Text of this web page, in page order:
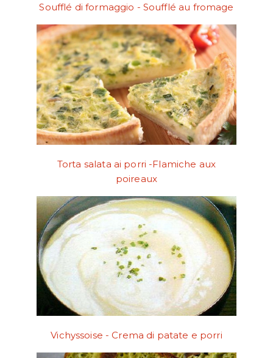
Soufflé di formaggio - Soufflé au fromage
Torta salata ai porri -Flamiche aux
poireaux
Vichyssoise - Crema di patate e porri